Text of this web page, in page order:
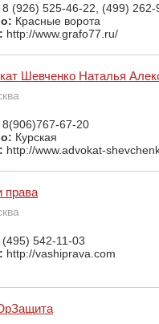
8 (926) 525-46-22, (499)
Красные ворота
http://www.grafo77.ru/
Шевченко Наталья
8(906)767-67-20
Курская
http://www.advokat-
права
(495) 542-11-03
http://vashiprava.com